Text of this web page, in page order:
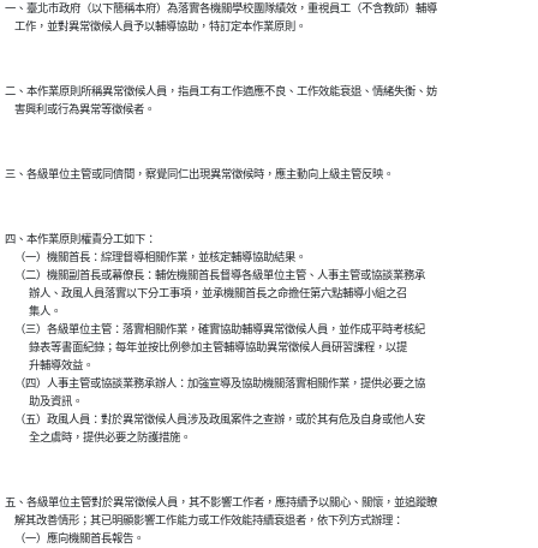
一、臺北市政府（以下簡稱本府）為落實各機關學校團隊績效，重視員工（不含教師）輔導
二、本作業原則所稱異常徵候人員，指員工有工作適應不良、工作效能衰退、情緒失衡、妨
四、本作業原則權責分工如下：
    （一）機關首長：綜理督導相關作業，並核定輔導協助結果。
    （二）機關副首長或幕僚長：輔佐機關首長督導各級單位主管、人事主管或協談業務承
          辦人、政風人員落實以下分工事項，並承機關首長之命擔任第六點輔導小組之召
          集人。
    （三）各級單位主管：落實相關作業，確實協助輔導異常徵候人員，並作成平時考核紀
          錄表等書面紀錄；每年並按比例參加主管輔導協助異常徵候人員研習課程，以提
          升輔導效益。
    （四）人事主管或協談業務承辦人：加強宣導及協助機關落實相關作業，提供必要之協
          助及資訊。
    （五）政風人員：對於異常徵候人員涉及政風案件之查辦，或於其有危及自身或他人安
五、各級單位主管對於異常徵候人員，其不影響工作者，應持續予以關心、關懷，並追蹤瞭
    解其改善情形；其已明顯影響工作能力或工作效能持續衰退者，依下列方式辦理：
    （一）應向機關首長報告。